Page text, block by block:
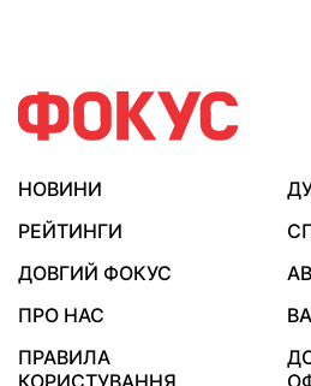
НОВИНИ
РЕЙТИНГИ
ДОВГИЙ ФОКУС
ПРО НАС
ПРАВИЛА
КОРИСТУВАННЯ